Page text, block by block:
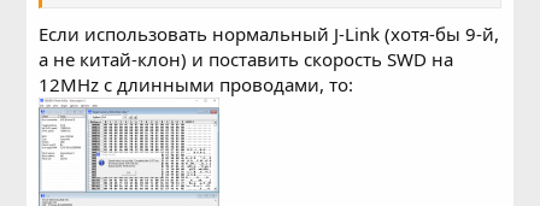
Если использовать нормальный J-Link (хотя-бы 9-й,
а не китай-клон) и поставить скорость SWD на
12MHz с длинными проводами, то: